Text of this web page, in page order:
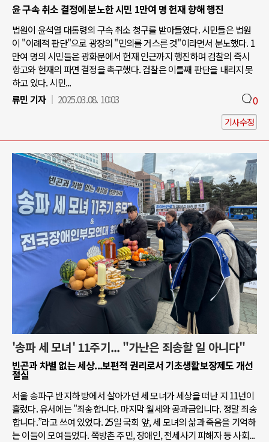
윤 구속 취소 결정에 분노한 시민 1만여 명 헌재 향해 행진
법원이 윤석열 대통령의 구속 취소 청구를 받아들였다. 시민들은 법원
이 "이례적 판단"으로 광장의 "민의를 거스른 것"이라면서 분노했다. 1
만여 명의 시민들은 광화문에서 헌재 인근까지 행진하며 검찰의 즉시
항고와 헌재의 파면 결정을 촉구했다. 검찰은 이틀째 판단을 내리지 못
하고 있다. 시민...
류민 기자
2025.03.08. 10:03 0
기사수정
'송파 세 모녀' 11주기... "가난은 죄송할 일 아니다"
빈곤과 차별 없는 세상...보편적 권리로서 기초생활보장제도 개선
절실
서울 송파구 반지하 방에서 살아가던 세 모녀가 세상을 떠난 지 11년이
흘렀다. 유서에는 "죄송합니다. 마지막 월세와 공과금입니다. 정말 죄송
합니다.”라고 쓰여 있었다. 25일 국회 앞, 세 모녀의 삶과 죽음을 기억하
는 이들이 모여들었다. 쪽방촌 주민, 장애인, 전세사기 피해자 등 사회...